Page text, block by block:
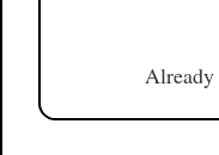
Already